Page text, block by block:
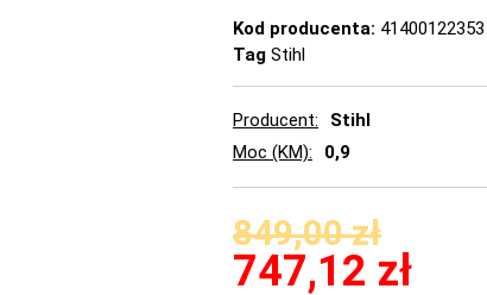
Kod producenta: 41400122353
Tag Stihl
Producent
Stihl
Moc (KM)
0,9
849,00zł
747,12 zł